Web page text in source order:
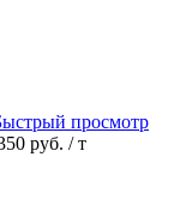
просмотр
руб. / т